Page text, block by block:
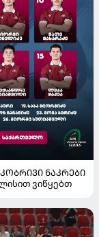
ᲜᲐᲙᲠᲔᲑᲘ
ვიწყებთ